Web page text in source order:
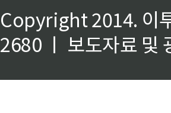
Copyright 2014. 이
2680 ㅣ 보도자료